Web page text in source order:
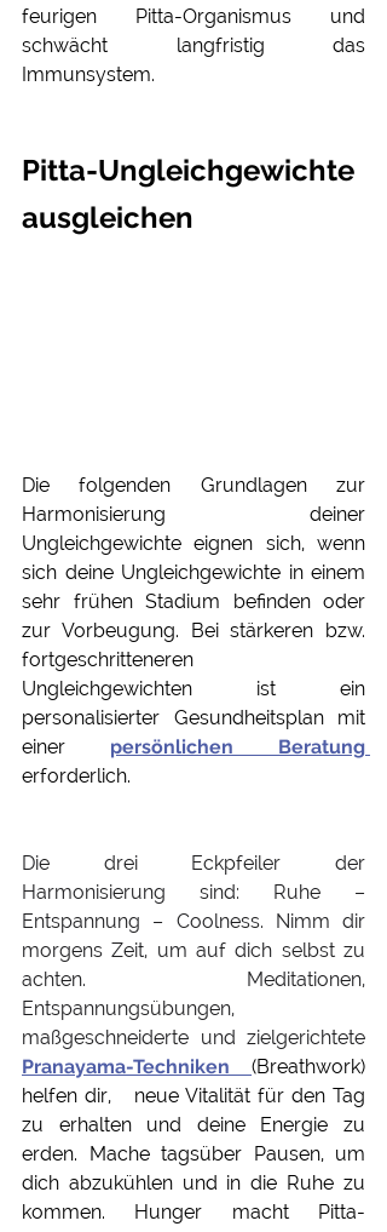
feurigen Pitta-Organismus und
schwächt langfristig das
Immunsystem.
Pitta-Ungleichgewichte
ausgleichen
Die folgenden Grundlagen zur
Harmonisierung deiner
Ungleichgewichte eignen sich, wenn
sich deine Ungleichgewichte in einem
sehr frühen Stadium befinden oder
zur Vorbeugung. Bei stärkeren bzw.
fortgeschritteneren
Ungleichgewichten ist ein
personalisierter Gesundheitsplan mit
einer
erforderlich.
Die drei Eckpfeiler der
Harmonisierung sind: Ruhe –
Entspannung – Coolness. Nimm dir
morgens Zeit, um auf dich selbst zu
achten. Meditationen,
Entspannungsübungen,
maßgeschneiderte und zielgerichtete
Pranayama-Techniken (Breathwork)
helfen dir,   neue Vitalität für den Tag
zu erhalten und deine Energie zu
erden. Mache tagsüber Pausen, um
dich abzukühlen und in die Ruhe zu
kommen. Hunger macht Pitta-